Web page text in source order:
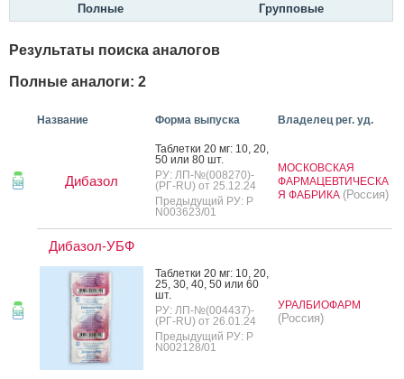
Полные Групповые
Результаты поиска аналогов
Полные аналоги: 2
Название Форма выпуска Владелец рег. уд.
Дибазол
Таб­летки 20 мг: 10, 20,
50 или 80 шт.
РУ: ЛП-№(008270)-
(РГ-RU) от 25.12.24
Предыдущий РУ: Р
N003623/01
МОСКОВСКАЯ
ФАРМАЦЕВТИЧЕСКА
Я ФАБРИКА (Россия)
Дибазол-УБФ
Таб­летки 20 мг: 10, 20,
25, 30, 40, 50 или 60
шт.
РУ: ЛП-№(004437)-
(РГ-RU) от 26.01.24
Предыдущий РУ: Р
N002128/01
УРАЛБИОФАРМ
(Россия)